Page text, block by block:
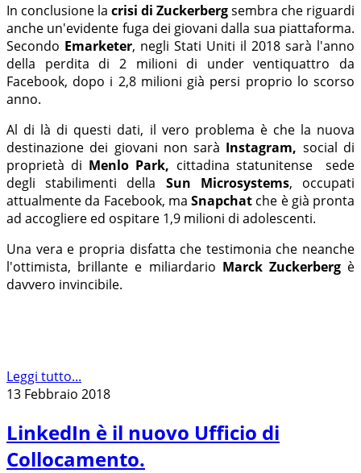
In conclusione la crisi di Zuckerbergsembra che riguardi
anche un'evidente fuga dei giovani dalla sua piattaforma.
Secondo Emarketer, negli Stati Uniti il 2018 sarà l'anno
della perdita di 2 milioni di under ventiquattro da
Facebook, dopo i 2,8 milioni già persi proprio lo scorso
anno.
Al di là di questi dati, il vero problema è che la nuova
destinazione dei giovani non sarà Instagram, social di
proprietà di Menlo Park, cittadina statunitense sede
degli stabilimenti della Sun Microsystems, occupati
attualmente da Facebook, ma Snapchat che è già pronta
ad accogliere ed ospitare 1,9 milioni di adolescenti.
Una vera e propria disfatta che testimonia che neanche
l'ottimista, brillante e miliardario Marck Zuckerbergè
davvero invincibile.
Leggi tutto...
13 Febbraio 2018
LinkedIn è il nuovo Ufficio di
Collocamento.